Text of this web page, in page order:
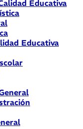
Educativa
Educativa